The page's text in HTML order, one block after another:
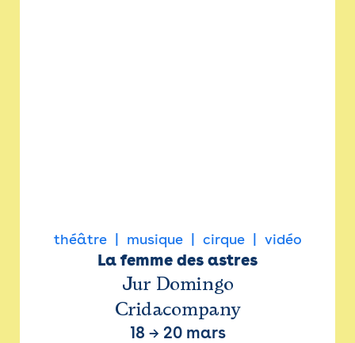
théâtre musique cirque vidéo
La femme des astres
Jur Domingo
Cridacompany
18 → 20 mars